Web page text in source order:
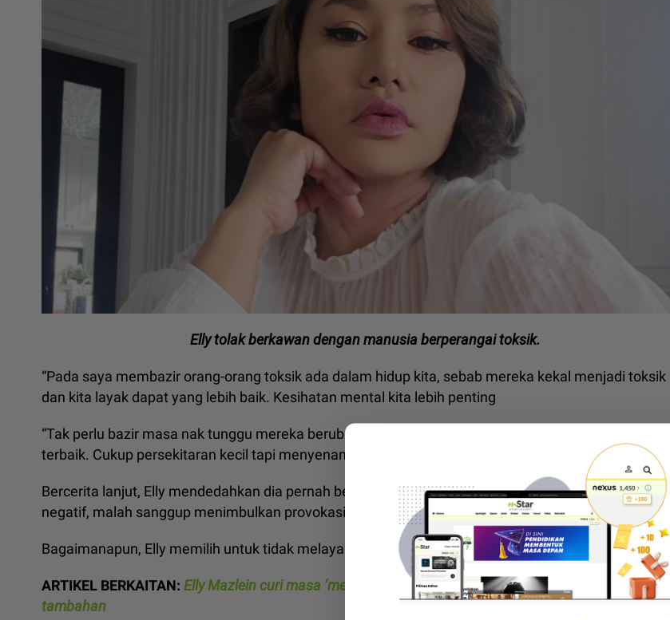
Elly tolak berkawan dengan manusia berperangai toksik.
“Pada saya membazir orang-orang toksik ada dalam hidup kita, sebab mereka kekal menjadi toksik
dan kita layak dapat yang lebih baik. Kesihatan mental kita lebih penting
“Tak perlu bazir masa nak tunggu mereka berubah, bukan nak menghakimi seseorang tapi itu cara
terbaik. Cukup persekitaran kecil tapi menyenangkan,” katanya kepada
Bercerita lanjut, Elly mendedahkan dia pernah berdepan dengan individu yang bukan sahaja bersikap
negatif, malah sanggup menimbulkan provokasi secara terbuka.
Bagaimanapun, Elly memilih untuk tidak melayan atau membalas tindakan tersebut.
ARTIKEL BERKAITAN: Elly Mazlein curi masa ‘me time’ di rumah, tidak ambil sebarang makanan
tambahan